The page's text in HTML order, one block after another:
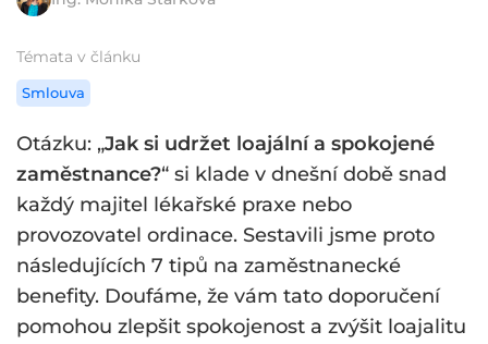
Témata v článku
Smlouva
Otázku: „Jak si udržet loajální a spokojené
zaměstnance?“ si klade v dnešní době snad
každý majitel lékařské praxe nebo
provozovatel ordinace. Sestavili jsme proto
následujících 7 tipů na zaměstnanecké
benefity. Doufáme, že vám tato doporučení
pomohou zlepšit spokojenost a zvýšit loajalitu